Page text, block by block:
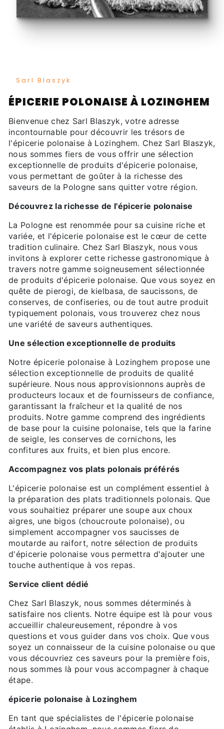
Sarl Blaszyk
ÉPICERIE POLONAISE À LOZINGHEM
Bienvenue chez Sarl Blaszyk, votre adresse
incontournable pour découvrir les trésors de
l'épicerie polonaise à Lozinghem. Chez Sarl Blaszyk,
nous sommes fiers de vous offrir une sélection
exceptionnelle de produits d'épicerie polonaise,
vous permettant de goûter à la richesse des
saveurs de la Pologne sans quitter votre région.
Découvrez la richesse de l'épicerie polonaise
La Pologne est renommée pour sa cuisine riche et
variée, et l'épicerie polonaise est le cœur de cette
tradition culinaire. Chez Sarl Blaszyk, nous vous
invitons à explorer cette richesse gastronomique à
travers notre gamme soigneusement sélectionnée
de produits d'épicerie polonaise. Que vous soyez en
quête de pierogi, de kielbasa, de saucissons, de
conserves, de confiseries, ou de tout autre produit
typiquement polonais, vous trouverez chez nous
une variété de saveurs authentiques.
Une sélection exceptionnelle de produits
Notre épicerie polonaise à Lozinghem propose une
sélection exceptionnelle de produits de qualité
supérieure. Nous nous approvisionnons auprès de
producteurs locaux et de fournisseurs de confiance,
garantissant la fraîcheur et la qualité de nos
produits. Notre gamme comprend des ingrédients
de base pour la cuisine polonaise, tels que la farine
de seigle, les conserves de cornichons, les
confitures aux fruits, et bien plus encore.
Accompagnez vos plats polonais préférés
L'épicerie polonaise est un complément essentiel à
la préparation des plats traditionnels polonais. Que
vous souhaitiez préparer une soupe aux choux
aigres, une bigos (choucroute polonaise), ou
simplement accompagner vos saucisses de
moutarde au raifort, notre sélection de produits
d'épicerie polonaise vous permettra d'ajouter une
touche authentique à vos repas.
Service client dédié
Chez Sarl Blaszyk, nous sommes déterminés à
satisfaire nos clients. Notre équipe est là pour vous
accueillir chaleureusement, répondre à vos
questions et vous guider dans vos choix. Que vous
soyez un connaisseur de la cuisine polonaise ou que
vous découvriez ces saveurs pour la première fois,
nous sommes là pour vous accompagner à chaque
étape.
épicerie polonaise à Lozinghem
En tant que spécialistes de l'épicerie polonaise